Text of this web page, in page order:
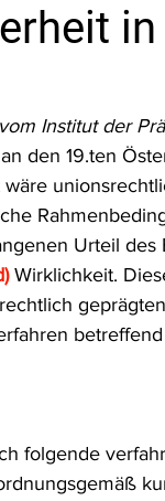
Tierschutzrecht
Verkehr- und
Erdgas
in
Institut der
den 19.ten
Urteil des
Wirklichkeit.
folgende